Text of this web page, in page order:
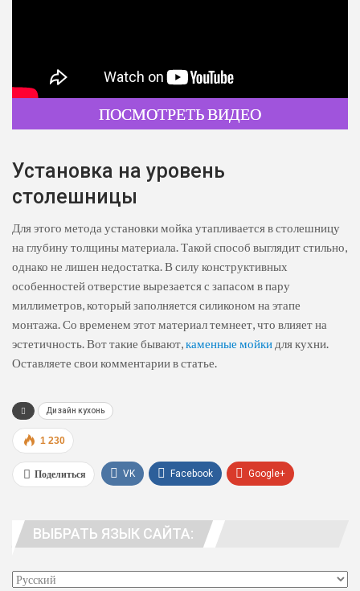
ПОСМОТРЕТЬ ВИДЕО
Установка на уровень
столешницы
Для этого метода установки мойка утапливается в столешницу
на глубину толщины материала. Такой способ выглядит стильно,
однако не лишен недостатка. В силу конструктивных
особенностей отверстие вырезается с запасом в пару
миллиметров, который заполняется силиконом на этапе
монтажа. Со временем этот материал темнеет, что влияет на
эстетичность. Вот такие бывают,каменные мойки для кухни.
Оставляете свои комментарии в статье.
Дизайн кухонь
1 230
Поделиться VK Facebook Google+
Эл. адрес
ВЫБРАТЬ ЯЗЫК САЙТА: